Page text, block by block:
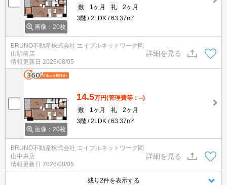
画像：20枚
敷
1ヶ月 礼
2ヶ月
3階
2LDK 63.37m²
BRUNO不動産株式会社 エイブルネットワーク岡
山駅前店
情報更新日 2026/08/05
詳細を見る
画像：20枚
14.5万円(管理費等：--)
敷
1ヶ月 礼
2ヶ月
3階
2LDK 63.37m²
BRUNO不動産株式会社 エイブルネットワーク岡
山中央店
情報更新日 2026/08/05
詳細を見る
残り2件を表示する